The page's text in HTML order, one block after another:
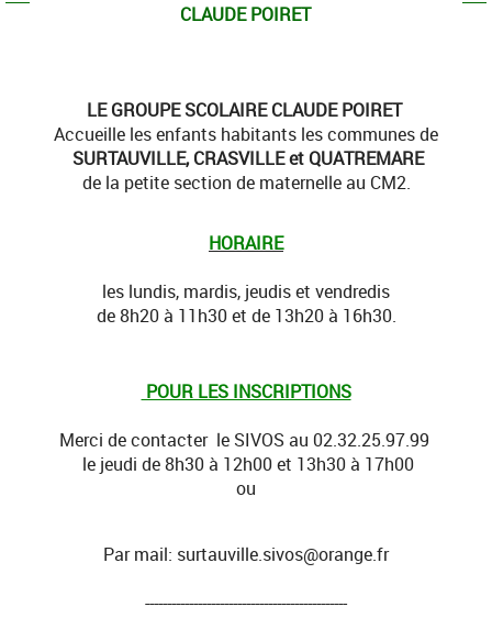
CLAUDE POIRET
​LE GROUPE SCOLAIRE CLAUDE POIRET
Accueille les enfants habitants les communes de
SURTAUVILLE, CRASVILLE et QUATREMARE
de la petite section de maternelle au CM2.
HORAIRE
les lundis, mardis, jeudis et vendredis
de 8h20 à 11h30 et de 13h20 à 16h30.
POUR LES INSCRIPTIONS
Merci de contacter le SIVOS au 02.32.25.97.99
le jeudi de 8h30 à 12h00 et 13h30 à 17h00
ou
Par mail: surtauville.sivos@orange.fr
----------------------------------------------